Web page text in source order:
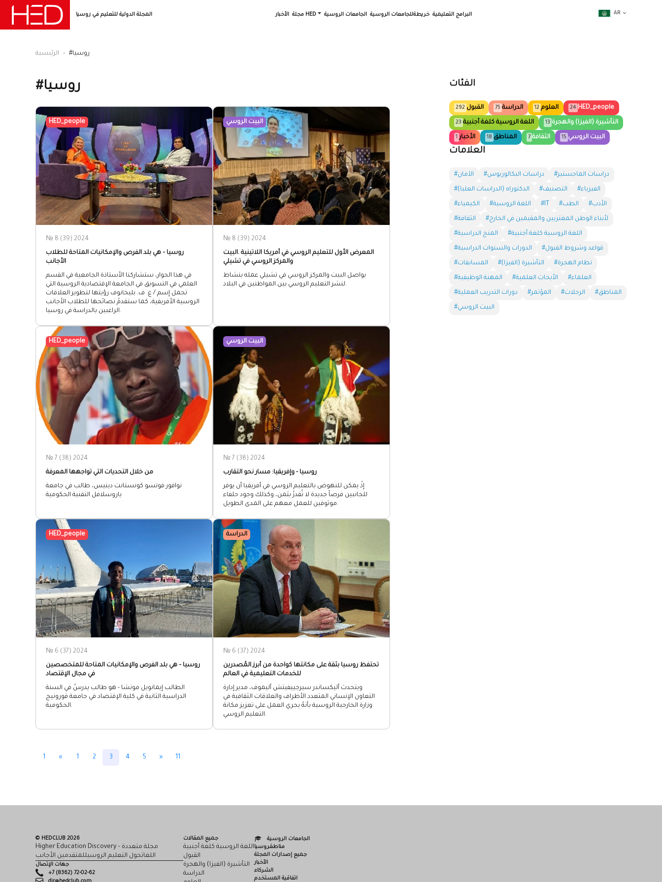
المجلة الدولية للتعليم في روسيا الأخبار مجلة HED الجامعات الروسية خريطةللجامعات الروسية البرامج التعليمية AR
الرئيسية #روسيا
#روسيا
HED_people
№ 8 (39) 2024
روسيا – هي بلد الفرص والإمكانيات المتاحة للطلاب
الأجانب
في هذا الحوار، ستشاركنا الأستاذة الجامعية في القسم
العلمي في التسويق في الجامعة الإقتصادية الروسية التي
تحمل إسم / غ. ف. بليخانوف رؤيتها لتطوير العلاقات
الروسية الأفريقية، كما ستقدمُ نصائحها للطلاب الأجانب
الراغبين بالدراسة في روسيا.
البيت الروسي
№ 8 (39) 2024
المعرض الأول للتعليم الروسي في أمريكا اللاتينية .البيت
والمركز الروسي في تشيلي
يواصل البيت والمركز الروسي في تشيلي عمله بنشاط
لنشر التعليم الروسي بين المواطنين في البلاد.
HED_people
№ 7 (38) 2024
من خلال التحديات التي تواجهها المعرفة
نوافور فوتسو كونستانت دينيس، طالب في جامعة
ياروسلافل التقنية الحكومية
البيت الروسي
№ 7 (38) 2024
روسيا - وإفريقيا: مسار نحو التقارب
إذْ يمكن للنهوض بالتعليم الروسي في أفريقيا أن يوفر
للجانبين فرصاً جديدة لا تُقدرُ بثمن، وكذلك وجود حلفاء
موثوقين للعمل معهم على المدى الطويل.
HED_people
№ 6 (37) 2024
روسيا – هي بلد الفرص والإمكانيات المتاحة للمتخصصين
في مجال الإقتصاد
الطالب إيمانويل مونشا - هو طالب يدرسُ في السنة
الدراسية الثانية في كلية الإقتصاد في جامعة فورونيج
الحكومية.
الدراسة
№ 6 (37) 2024
تحتفظ روسيا بثقة على مكانتها كواحدة من أبرز المُصدرين
للخدمات التعليمية في العالم
ويتحدث أليكساندر سيرجييفيتش أليموف، مدير إدارة
التعاون الإنساني المتعدد الأطراف والعلاقات الثقافية في
وزارة الخارجية الروسية بأنهُ يجري العمل على تعزيز مكانة
التعليم الروسي.
1 « 1 2 3 4 5 » 11
الفئات
القبول 292 الدراسة 75 العلوم 12 HED_people
24
اللغة الروسية كلغة أجنبية 23 التأشيرة (الفيزا) والهجرة 13
الأخبار 1 المناطق 18 الثقافة 7 البيت الروسي 15
العلامات
#الآمان #دراسات البكالوريوس #دراسات الماجستير
#الدكتوراه (الدراسات العليا) #التصنيف #الفيزياء
#الكيمياء #اللغة الروسية #IT #الطب #الأدب
#الثقافة #لأبناء الوطن المغتربين والمقيمين في الخارج
#المنح الدراسية #اللغة الروسية كلغة أجنبية
#الدورات والسنوات الدراسية #قواعد وشروط القبول
#المسابقات #التأشيرة (الفيزا) #نظام الهجرة
#المهنة الوظيفية #الأبحاث العلمية #العلماء
#دورات التدريب العملية #المؤتمر #الرحلات #المناطق
#البيت الروسي
© HEDCLUB 2026
Higher Education Discovery – مجلة متعددة
اللغاتحول التعليم الروسيللمتقدمين الأجانب
جهات الإتصال
+7 (8362) 72-02-62
جميع المقالات
اللغة الروسية كلغة أجنبية
القبول
التأشيرة (الفيزا) والهجرة
الدراسة
الجامعات الروسية
مناطقروسيا
جميع إصدارات المجلة
الأخبار
الشركاء
اتفاقية المستخدم